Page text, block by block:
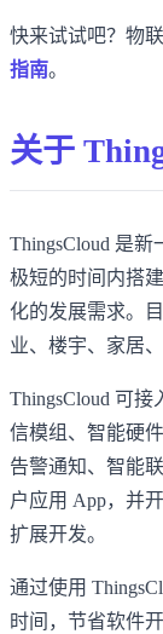
快来试试吧？物
指南。
关于
ThingsCloud 是
极短的时间内搭
化的发展需求。
业、楼宇、家居
ThingsCloud 可
信模组、智能硬
告警通知、智能
户应用 App，并
扩展开发。
通过使用
时间，节省软件